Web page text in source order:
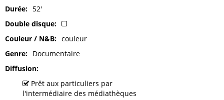
Durée
52'
Double disque
Couleur / N&B
couleur
Genre
Documentaire
Diffusion
Prêt aux particuliers par
l'intermédiaire des médiathèques